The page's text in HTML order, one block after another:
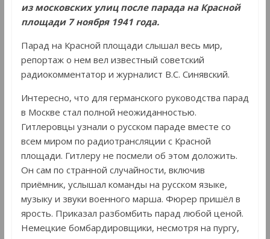
из московских улиц после парада на Красной
площади 7 ноября 1941 года.
Парад на Красной площади слышал весь мир,
репортаж о нем вел известный советский
радиокомментатор и журналист В.С. Синявский.
Интересно, что для германского руководства парад
в Москве стал полной неожиданностью.
Гитлеровцы узнали о русском параде вместе со
всем миром по радиотрансляции с Красной
площади. Гитлеру не посмели об этом доложить.
Он сам по странной случайности, включив
приёмник, услышал команды на русском языке,
музыку и звуки военного марша. Фюрер пришёл в
ярость. Приказал разбомбить парад любой ценой.
Немецкие бомбардировщики, несмотря на пургу,